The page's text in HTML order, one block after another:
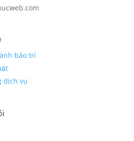
bảo trì
dịch vụ